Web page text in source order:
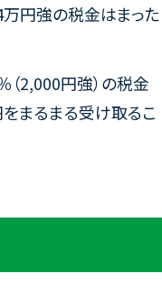
万円強の税金はまった
2,000円強）の税金
まるまる受け取るこ